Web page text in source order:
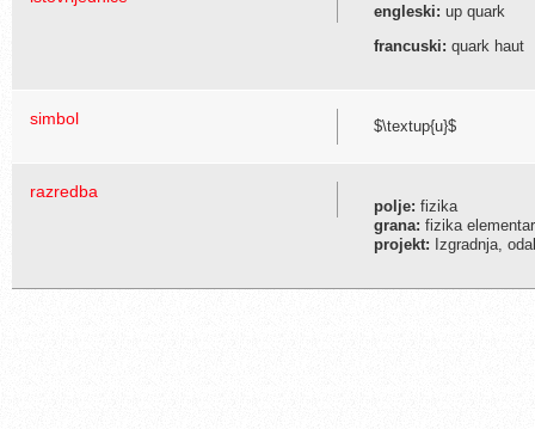
engleski: up quark
francuski: quark haut
simbol $\textup{u}$
razredba
polje: fizika
grana: fizika
projekt: Izgradnja,